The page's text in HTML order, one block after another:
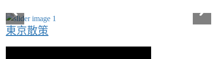
東京散策